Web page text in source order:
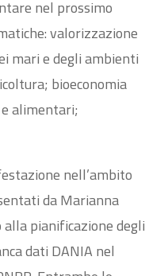
nel prossimo
valorizzazione
mari e degli ambienti
bioeconomia
alimentari;
nell’ambito
da Marianna
pianificazione degli
dati DANIA nel